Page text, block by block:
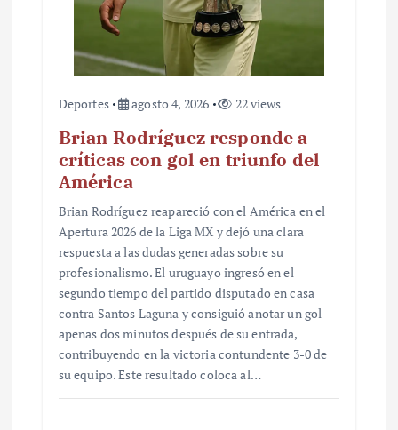
Deportes agosto 4, 2026 22 views
Brian Rodríguez responde a
críticas con gol en triunfo del
América
Brian Rodríguez reapareció con el América en el
Apertura 2026 de la Liga MX y dejó una clara
respuesta a las dudas generadas sobre su
profesionalismo. El uruguayo ingresó en el
segundo tiempo del partido disputado en casa
contra Santos Laguna y consiguió anotar un gol
apenas dos minutos después de su entrada,
contribuyendo en la victoria contundente 3-0 de
su equipo. Este resultado coloca al…